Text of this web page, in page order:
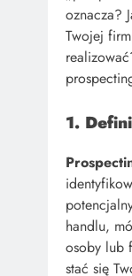
oznacza?
Twojej
1.
handlu,
osoby lub
stać się